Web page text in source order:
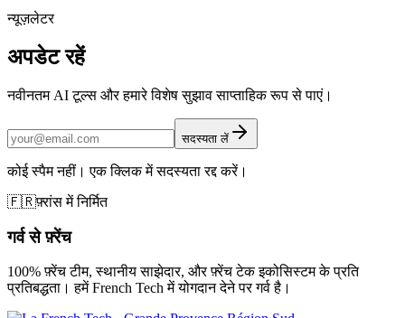
न्यूज़लेटर
अपडेट रहें
नवीनतम AI टूल्स और हमारे विशेष सुझाव साप्ताहिक रूप से पाएं।
सदस्यता लें
कोई स्पैम नहीं। एक क्लिक में सदस्यता रद्द करें।
🇫🇷फ़्रांस में निर्मित
गर्व से फ़्रेंच
100% फ़्रेंच टीम, स्थानीय साझेदार, और फ़्रेंच टेक इकोसिस्टम के प्रति
प्रतिबद्धता। हमें French Tech में योगदान देने पर गर्व है।